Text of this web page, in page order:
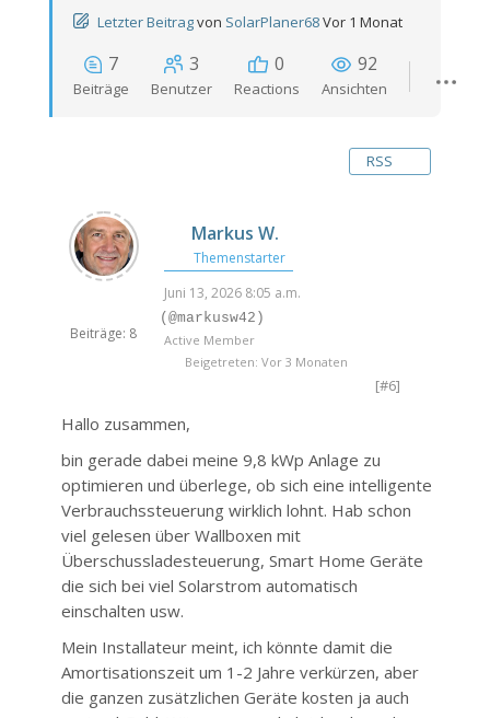
Letzter Beitragvon SolarPlaner68Vor 1 Monat
7
Beiträge
3
Benutzer
0
Reactions
92
Ansichten
RSS
Beiträge: 8
Markus W.
Themenstarter
Juni 13, 2026 8:05 a.m.
(@markusw42)
Active Member
Beigetreten: Vor 3 Monaten
[#6]
Hallo zusammen,
bin gerade dabei meine 9,8 kWp Anlage zu
optimieren und überlege, ob sich eine intelligente
Verbrauchssteuerung wirklich lohnt. Hab schon
viel gelesen über Wallboxen mit
Überschussladesteuerung, Smart Home Geräte
die sich bei viel Solarstrom automatisch
einschalten usw.
Mein Installateur meint, ich könnte damit die
Amortisationszeit um 1-2 Jahre verkürzen, aber
die ganzen zusätzlichen Geräte kosten ja auch